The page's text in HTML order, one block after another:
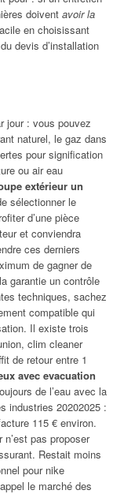
doivent avoir la
en choisissant
devis d’installation
jour : vous pouvez
naturel, le gaz dans
pour signification
ou air eau
extérieur un
sélectionner le
d’une pièce
et conviendra
ces derniers
de gagner de
garantie un contrôle
techniques, sachez
compatible qui
Il existe trois
clim cleaner
de retour entre 1
avec evacuation
de l’eau avec la
industries 20202025 :
115 € environ.
pas proposer
Restait moins
pour nike
le marché des